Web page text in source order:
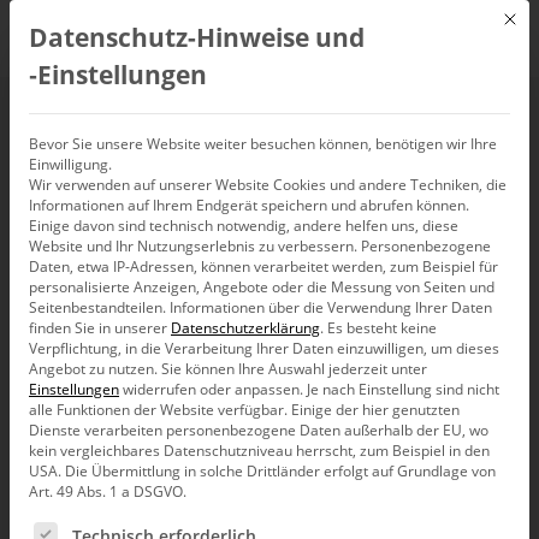
Webinar: Business-
Intelligence-
Anwendungen mit
DeltaMaster
Repository verwalten
25. Juni 2025, 10:00–11:00Uhr
Mit
Datenschutz-Hinweise und
‑Einstellungen
Bevor Sie unsere Website weiter besuchen können, benötigen wir Ihre
Einwilligung.
Wir verwenden auf unserer Website Cookies und andere Techniken, die
Informationen auf Ihrem Endgerät speichern und abrufen können.
Einige davon sind technisch notwendig, andere helfen uns, diese
Website und Ihr Nutzungserlebnis zu verbessern. Personenbezogene
Daten, etwa IP-Adressen, können verarbeitet werden, zum Beispiel für
personalisierte Anzeigen, Angebote oder die Messung von Seiten und
Seitenbestandteilen. Informationen über die Verwendung Ihrer Daten
finden Sie in unserer Datenschutzerklärung. Es besteht keine
Verpflichtung, in die Verarbeitung Ihrer Daten einzuwilligen, um dieses
Angebot zu nutzen.Sie können Ihre Auswahl jederzeit unter
Einstellungenwiderrufen oder anpassen. Je nach Einstellung sind nicht
alle Funktionen der Website verfügbar. Einige der hier genutzten
Dienste verarbeiten personenbezogene Daten außerhalb der EU, wo
kein vergleichbares Datenschutzniveau herrscht, zum Beispiel in den
USA. Die Übermittlung in solche Drittländer erfolgt auf Grundlage von
Art. 49 Abs. 1 a DSGVO.
Es folgt eine Liste der Service-Gruppen, für die eine